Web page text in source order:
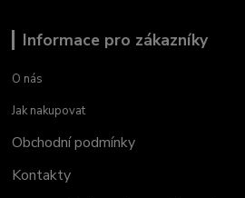
Informace pro zákazníky
O nás
Jak nakupovat
Obchodní podmínky
Kontakty